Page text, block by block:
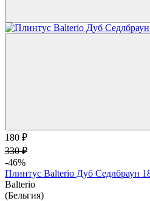
180 ₽
330 ₽
-46%
Плинтус Balterio Дуб Седлбраун
Balterio
(Бельгия)